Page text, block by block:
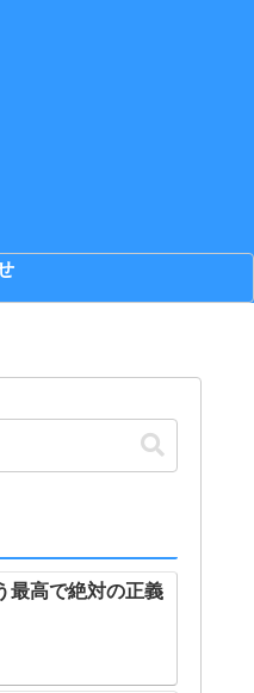
最高で絶対の正義